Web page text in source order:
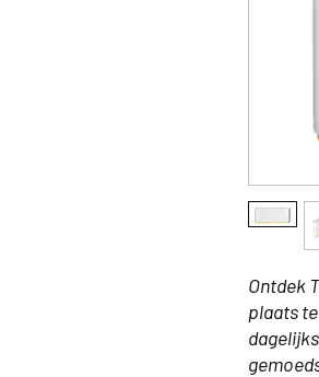
Ontdek
plaats